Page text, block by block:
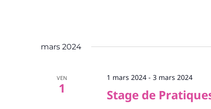
mars 2024
VEN
1 Stage de
1 mars 2024- 3 mars 2024